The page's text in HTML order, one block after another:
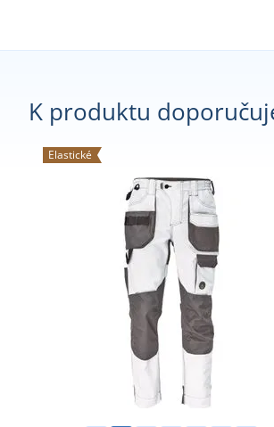
K produktu
Elastické